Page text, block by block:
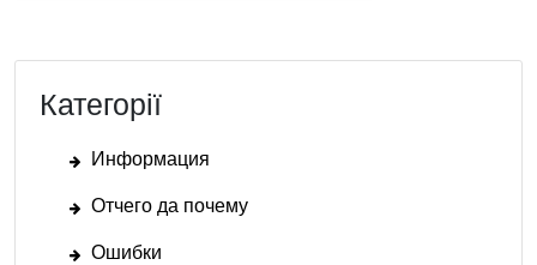
Категорії
Информация
Отчего да почему
Ошибки